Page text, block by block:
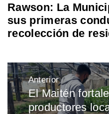
Rawson: La
sus primeras
recolección de
Navegación
de
entradas
Anterior
Entrada
anterior:
El Maitén
productores